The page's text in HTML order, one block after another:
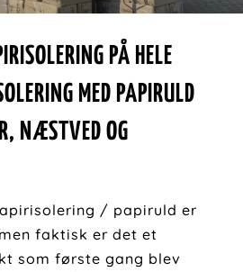
PÅ HELE
MED PAPIRULD
NÆSTVED OG
/ papiruld er
faktisk er det et
som første gang blev